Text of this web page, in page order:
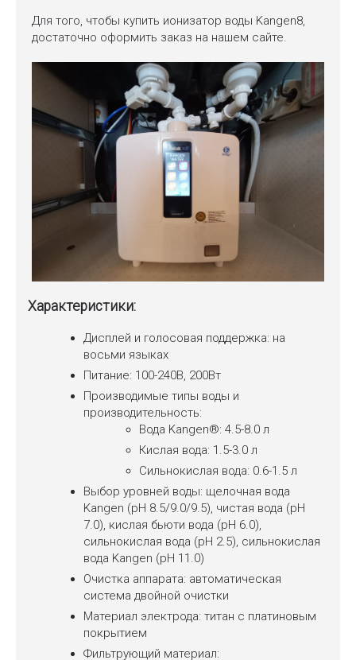
Для того, чтобы купить ионизатор воды Kangen8,
достаточно оформить заказ на нашем сайте.
Характеристики:
Дисплей и голосовая поддержка: на
восьми языках
Питание: 100-240В, 200Вт
Производимые типы воды и
производительность:
Вода Kangen®: 4.5-8.0 л
Кислая вода: 1.5-3.0 л
Сильнокислая вода: 0.6-1.5 л
Выбор уровней воды: щелочная вода
Kangen (pH 8.5/9.0/9.5), чистая вода (pH
7.0), кислая бьюти вода (pH 6.0),
сильнокислая вода (pH 2.5), сильнокислая
вода Kangen (pH 11.0)
Очистка аппарата: автоматическая
система двойной очистки
Материал электрода: титан с платиновым
покрытием
Фильтрующий материал: